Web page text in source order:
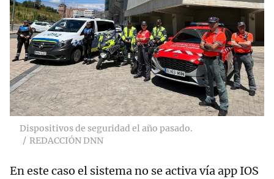
Dispositivos de seguridad el año pasado.
REDACCIÓN DNN
En este caso el sistema no se activa vía app IOS